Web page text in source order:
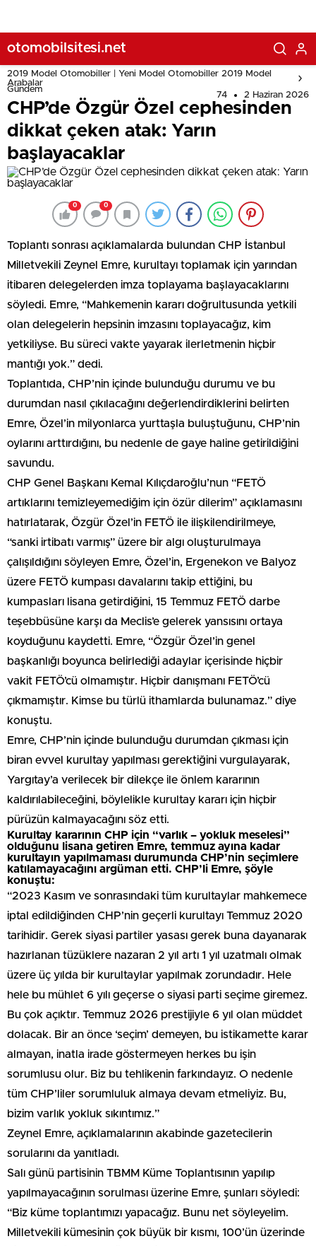
otomobilsitesi.net
2019 Model Otomobiller | Yeni Model Otomobiller 2019 Model
Arabalar
Gündem
74 2 Haziran 2026
CHP’de Özgür Özel cephesinden
dikkat çeken atak: Yarın
başlayacaklar
0 0
Toplantı sonrası açıklamalarda bulundan CHP İstanbul
Milletvekili Zeynel Emre, kurultayı toplamak için yarından
itibaren delegelerden imza toplayama başlayacaklarını
söyledi. Emre, “Mahkemenin kararı doğrultusunda yetkili
olan delegelerin hepsinin imzasını toplayacağız, kim
yetkiliyse. Bu süreci vakte yayarak ilerletmenin hiçbir
mantığı yok.” dedi.
Toplantıda, CHP’nin içinde bulunduğu durumu ve bu
durumdan nasıl çıkılacağını değerlendirdiklerini belirten
Emre, Özel’in milyonlarca yurttaşla buluştuğunu, CHP’nin
oylarını arttırdığını, bu nedenle de gaye haline getirildiğini
savundu.
CHP Genel Başkanı Kemal Kılıçdaroğlu’nun “FETÖ
artıklarını temizleyemediğim için özür dilerim” açıklamasını
hatırlatarak, Özgür Özel’in FETÖ ile ilişkilendirilmeye,
“sanki irtibatı varmış” üzere bir algı oluşturulmaya
çalışıldığını söyleyen Emre, Özel’in, Ergenekon ve Balyoz
üzere FETÖ kumpası davalarını takip ettiğini, bu
kumpasları lisana getirdiğini, 15 Temmuz FETÖ darbe
teşebbüsüne karşı da Meclis’e gelerek yansısını ortaya
koyduğunu kaydetti. Emre, “Özgür Özel’in genel
başkanlığı boyunca belirlediği adaylar içerisinde hiçbir
vakit FETÖ’cü olmamıştır. Hiçbir danışmanı FETÖ’cü
çıkmamıştır. Kimse bu türlü ithamlarda bulunamaz.” diye
konuştu.
Emre, CHP’nin içinde bulunduğu durumdan çıkması için
biran evvel kurultay yapılması gerektiğini vurgulayarak,
Yargıtay’a verilecek bir dilekçe ile önlem kararının
kaldırılabileceğini, böylelikle kurultay kararı için hiçbir
pürüzün kalmayacağını söz etti.
Kurultay kararının CHP için “varlık – yokluk meselesi”
olduğunu lisana getiren Emre, temmuz ayına kadar
kurultayın yapılmaması durumunda CHP’nin seçimlere
katılamayacağını argüman etti. CHP’li Emre, şöyle
konuştu:
“2023 Kasım ve sonrasındaki tüm kurultaylar mahkemece
iptal edildiğinden CHP’nin geçerli kurultayı Temmuz 2020
tarihidir. Gerek siyasi partiler yasası gerek buna dayanarak
hazırlanan tüzüklere nazaran 2 yıl artı 1 yıl uzatmalı olmak
üzere üç yılda bir kurultaylar yapılmak zorundadır. Hele
hele bu mühlet 6 yılı geçerse o siyasi parti seçime giremez.
Bu çok açıktır. Temmuz 2026 prestijiyle 6 yıl olan müddet
dolacak. Bir an önce ‘seçim’ demeyen, bu istikamette karar
almayan, inatla irade göstermeyen herkes bu işin
sorumlusu olur. Biz bu tehlikenin farkındayız. O nedenle
tüm CHP’liler sorumluluk almaya devam etmeliyiz. Bu,
bizim varlık yokluk sıkıntımız.”
Zeynel Emre, açıklamalarının akabinde gazetecilerin
sorularını da yanıtladı.
Salı günü partisinin TBMM Küme Toplantısının yapılıp
yapılmayacağının sorulması üzerine Emre, şunları söyledi:
“Biz küme toplantımızı yapacağız. Bunu net söyleyelim.
Milletvekili kümesinin çok büyük bir kısmı, 100’ün üzerinde